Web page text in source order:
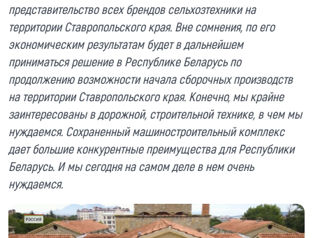
представительство всех брендов сельхозтехники на
территории Ставропольского края. Вне сомнения, по его
экономическим результатам будет в дальнейшем
приниматься решение в Республике Беларусь по
продолжению возможности начала сборочных производств
на территории Ставропольского края. Конечно, мы крайне
заинтересованы в дорожной, строительной технике, в чем мы
нуждаемся. Сохраненный машиностроительный комплекс
дает большие конкурентные преимущества для Республики
Беларусь. И мы сегодня на самом деле в нем очень
нуждаемся.